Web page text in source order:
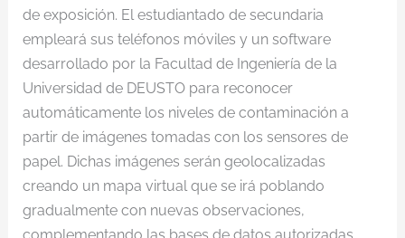
de exposición. El estudiantado de secundaria
empleará sus teléfonos móviles y un software
desarrollado por la Facultad de Ingeniería de la
Universidad de DEUSTO para reconocer
automáticamente los niveles de contaminación a
partir de imágenes tomadas con los sensores de
papel. Dichas imágenes serán geolocalizadas
creando un mapa virtual que se irá poblando
gradualmente con nuevas observaciones,